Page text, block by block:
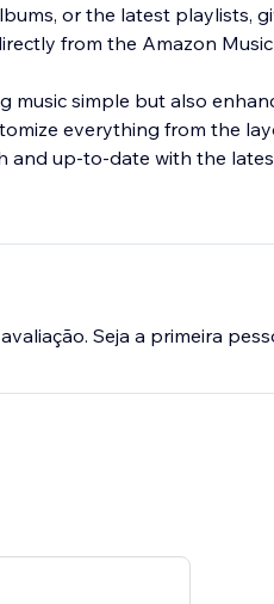
or the latest playlists,
from the Amazon
music simple but also
everything from the
and up-to-date with the
Seja a primeira